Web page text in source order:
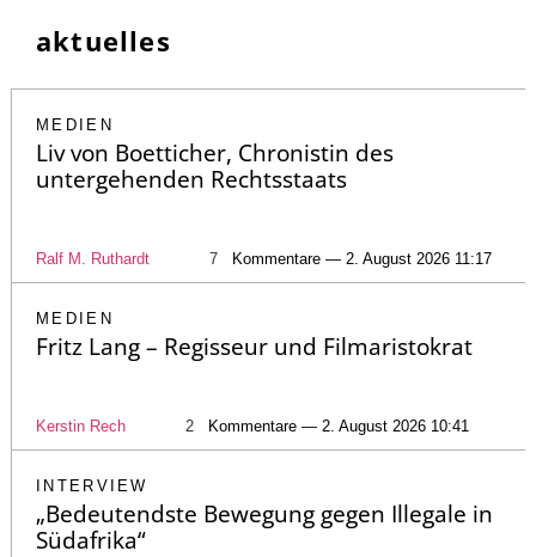
aktuelles
MEDIEN
Liv von Boetticher, Chronistin des
untergehenden Rechtsstaats
Ralf M. Ruthardt 7 Kommentare — 2. August 2026 11:17
MEDIEN
Fritz Lang – Regisseur und Filmaristokrat
Kerstin Rech 2 Kommentare — 2. August 2026 10:41
INTERVIEW
„Bedeutendste Bewegung gegen Illegale in
Südafrika“